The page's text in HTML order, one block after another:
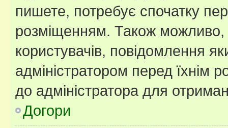
пишете, потребує спочатку
розміщенням. Також можливо,
користувачів, повідомлення
адміністратором перед їхнім
до адміністратора для
Догори